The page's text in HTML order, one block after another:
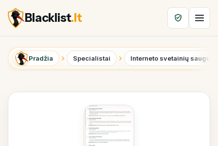
Blacklist.lt
Pradžia Specialistai Interneto svetainių